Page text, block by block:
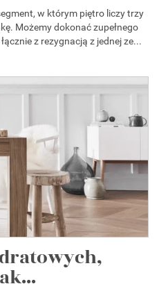
w którym piętro liczy trzy
Możemy dokonać zupełnego
z rezygnacją z jednej ze...